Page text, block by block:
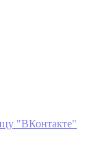
"ВКонтакте"